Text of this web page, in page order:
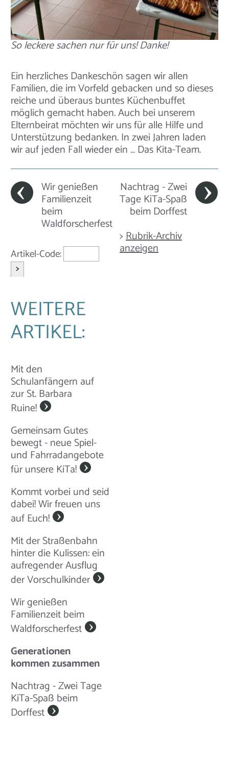
So leckere sachen nur für uns! Danke!
Ein herzliches Dankeschön sagen wir allen
Familien, die im Vorfeld gebacken und so dieses
reiche und überaus buntes Küchenbuffet
möglich gemacht haben. Auch bei unserem
Elternbeirat möchten wir uns für alle Hilfe und
Unterstützung bedanken. In zwei Jahren laden
wir auf jeden Fall wieder ein … Das Kita-Team.
Wir genießen
Familienzeit
beim
Waldforscherfest
Nachtrag - Zwei
Tage KiTa-Spaß
beim Dorffest
Artikel-Code:
>
WEITERE
ARTIKEL:
Mit den
Schulanfängern auf
zur St. Barbara
Ruine!
Gemeinsam Gutes
bewegt - neue Spiel-
und Fahrradangebote
für unsere KiTa!
Kommt vorbei und seid
dabei! Wir freuen uns
auf Euch!
Mit der Straßenbahn
hinter die Kulissen: ein
aufregender Ausflug
der Vorschulkinder
Wir genießen
Familienzeit beim
Waldforscherfest
Generationen
kommen zusammen
Nachtrag - Zwei Tage
KiTa-Spaß beim
Dorffest
>Rubrik-Archiv
anzeigen